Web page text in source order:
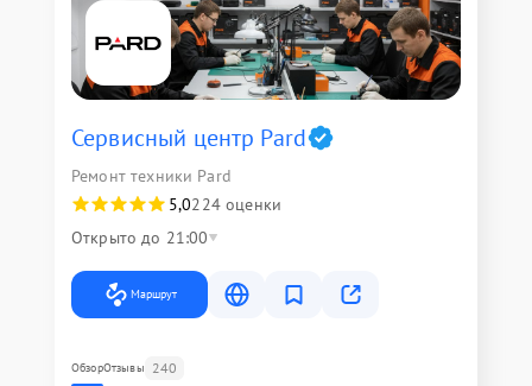
Сервисный центр Pard
Ремонт техники Pard
5,0224 оценки
Открыто до 21:00
Маршрут
ОбзорОтзывы 240